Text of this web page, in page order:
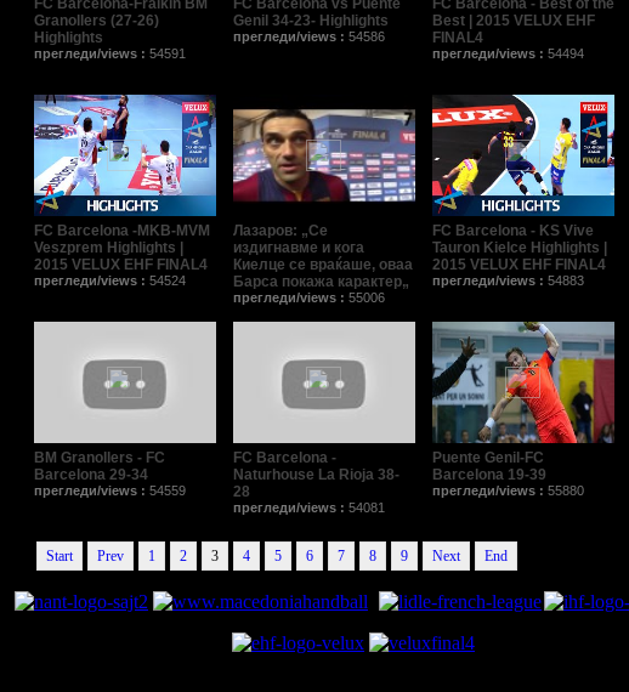
FC Barcelona-Fraikin BM
Granollers (27-26)
Highlights
прегледи/views : 54591
FC Barcelona vs Puente
Genil 34-23- Highlights
прегледи/views : 54586
FC Barcelona - Best of the
Best | 2015 VELUX EHF
FINAL4
прегледи/views : 54494
FC Barcelona -MKB-MVM
Veszprem Highlights |
2015 VELUX EHF FINAL4
прегледи/views : 54524
Лазаров: „Се
издигнавме и кога
Киелце се враќаше, оваа
Барса покажа карактер„
прегледи/views : 55006
FC Barcelona - KS Vive
Tauron Kielce Highlights |
2015 VELUX EHF FINAL4
прегледи/views : 54883
BM Granollers - FC
Barcelona 29-34
прегледи/views : 54559
FC Barcelona -
Naturhouse La Rioja 38-
28
прегледи/views : 54081
Puente Genil-FC
Barcelona 19-39
прегледи/views : 55880
Start Prev 1 2 3 4 5 6 7 8 9 Next End